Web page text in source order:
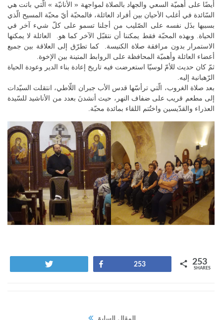
أيضًا على أهميّة السعي والجهاد بالصلاة لمواجهة « الأنانيّة » الّتي باتت هي
السّائدة في أغلب الأحيان بين أفراد العائلة، فالمحبّة أيّ محبّة المسيح الّذي
بسببها بذَل نفسه على الصّليب من أجلنا تسمو على كلّ شيء آخر في
الحياة. وبهذه المحبّة فقط يمكننا أن نتقبّل الآخر كما هو. العائلة لا يمكنها
الاستمرار بدون مرافقة صلاة الكنيسة. كما تطرّق إلى العلاقة بين جميع
أعضاء العائلة وأهميّة المحافظة على الروابط المتينة بين الإخوة.
ثمّ كان حديث للأمّ لوسيّا استعرضت فيه تاريخ إعادة بناء الدير وعودة الحياة
الرّهبانية إليه.
بعد صلاة الغروب، الّتي ترأسّها قدس الأب جبران اللّاطي، انتقلت السيّدات
إلى مطعم قريب على ضفاف النهر، حيث أنشدنَ بعدد من الأناشيد للسّيدة
العذراء والقدّيسين واختُتم اللقاء بمائدة محبّة.
253 253
SHARES